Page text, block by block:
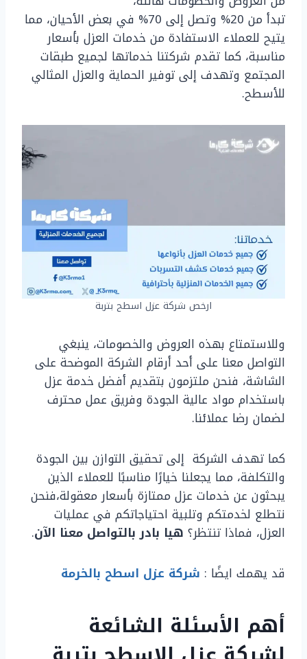
تبدأ من 20% وتصل إلى 70% في بعض الأحيان، مما
يتيح للعملاء الاستفادة من خدمات العزل بأسعار
مناسبة، كما تقدم شركتنا خدماتها لجميع طبقات
المجتمع وتهدف إلى توفير الحماية والعزل المثالي
للأسطح.
ارخص شركة عزل اسطح بتربة
وللاستمتاع بهذه العروض والخصومات، ينبغي
التواصل معنا على أحد أرقام الشركة الموضحة على
الشاشة، فنحن ملتزمون بتقديم أفضل خدمة عزل
باستخدام مواد عالية الجودة وفريق عمل محترف
لضمان رضا عملائنا.
كما تهدف الشركة إلى تحقيق التوازن بين الجودة
والتكلفة، مما يجعلنا خيارًا مناسبًا للعملاء الذين
يبحثون عن خدمات عزل ممتازة بأسعار معقولة،فنحن
نتطلع لخدمتكم وتلبية احتياجاتكم في عمليات
العزل، فماذا تنتظر؟ هيا بادر بالتواصل معنا الآن.
قد يهمك ايضًا : شركة عزل اسطح بالخرمة
أهم الأسئلة الشائعة